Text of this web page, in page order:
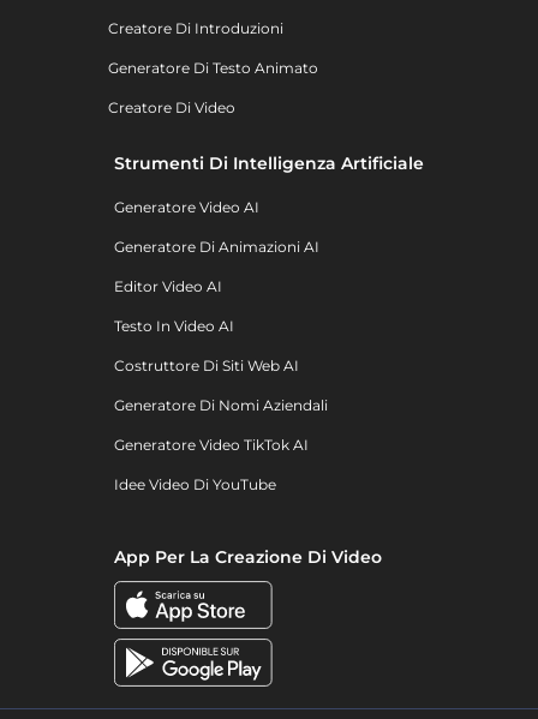
Creatore Di Introduzioni
Generatore Di Testo Animato
Creatore Di Video
Strumenti Di Intelligenza Artificiale
Generatore Video AI
Generatore Di Animazioni AI
Editor Video AI
Testo In Video AI
Costruttore Di Siti Web AI
Generatore Di Nomi Aziendali
Generatore Video TikTok AI
Idee Video Di YouTube
App Per La Creazione Di Video